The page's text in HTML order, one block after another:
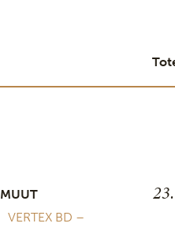
MUUT
VERTEX BD –